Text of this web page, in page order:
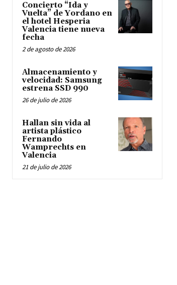
Concierto “Ida y
Vuelta” de Yordano en
el hotel Hesperia
Valencia tiene nueva
fecha
2 de agosto de 2026
Almacenamiento y
velocidad: Samsung
estrena SSD 990
26 de julio de 2026
Hallan sin vida al
artista plástico
Fernando
Wamprechts en
Valencia
21 de julio de 2026